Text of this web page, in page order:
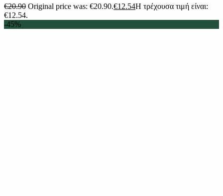
€20.90 Original price was: €20.90.€12.54Η τρέχουσα τιμή είναι:
€12.54.
-45%